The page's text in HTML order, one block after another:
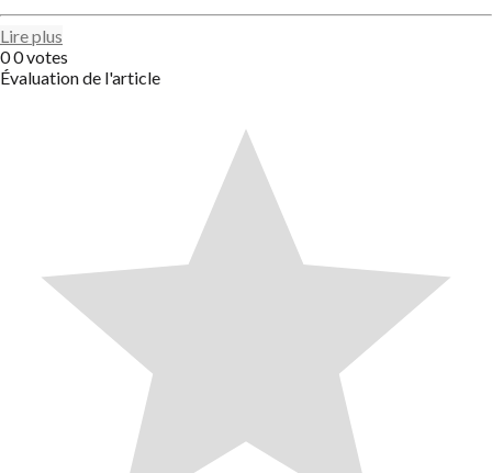
Lire plus
00votes
Évaluation de l'article